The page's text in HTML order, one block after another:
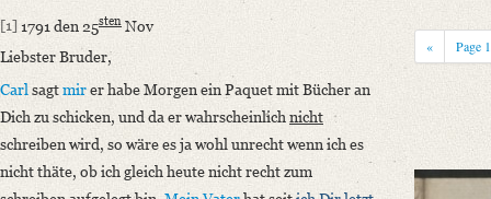
Recipient: August Wilhelm von Schlegel
Place of Dispatch: Hannover
Place of Destination: Amsterdam GND
Date: 25.11.1791
Notations: Absende- und Empfangsort erschlossen. – Der Brief geht
Manuscript
Provider: Dresden, Sächsische Landesbibliothek - Staats- und
[1] 1791 den 25sten Nov
Liebster Bruder,
Carl sagtmirer habe Morgen ein Paquet mit Bücher an
Dich zu schicken, und da er wahrscheinlich nicht
schreiben wird, so wäre es ja wohl unrecht wenn ich es
nicht thäte, ob ich gleich heute nicht recht zum
« Page 1